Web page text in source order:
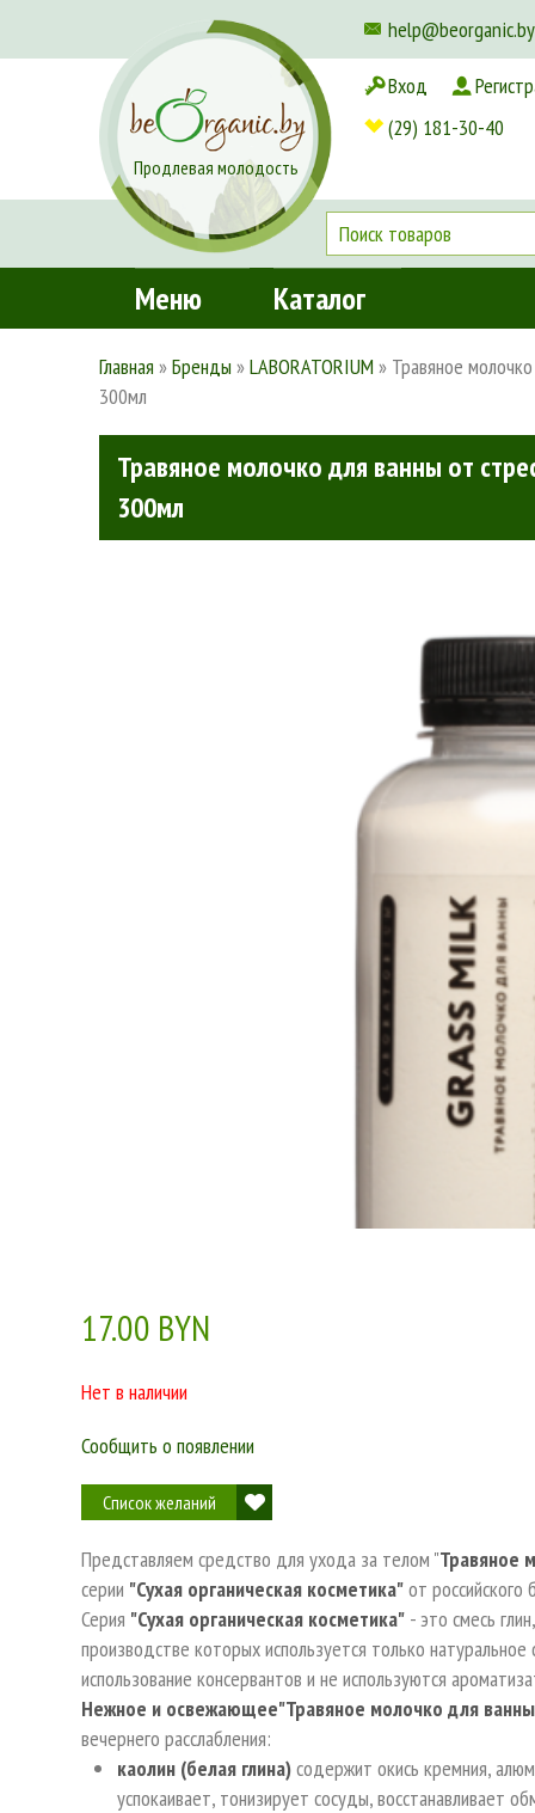
help@beorganic.by
Доставка и оплата
Продлевая молодость
Вход
(29) 181-30-40
Меню Каталог
Главная »Бренды »LABORATORIUM » Травяное
300мл
Травяное молочко для ванны от
300мл
17.00 BYN
Нет в наличии
Сообщить о появлении
Список желаний
Представляем средство для ухода за телом "Травяное
серии "Сухая органическая косметика"от
Серия "Сухая органическая косметика" - это смесь
производстве которых используется только
использование консервантов и не используются
Нежное и освежающее"Травяное молочко для
вечернего расслабления:
каолин (белая глина)содержит окись кремния,
успокаивает, тонизирует сосуды, восстанавливает